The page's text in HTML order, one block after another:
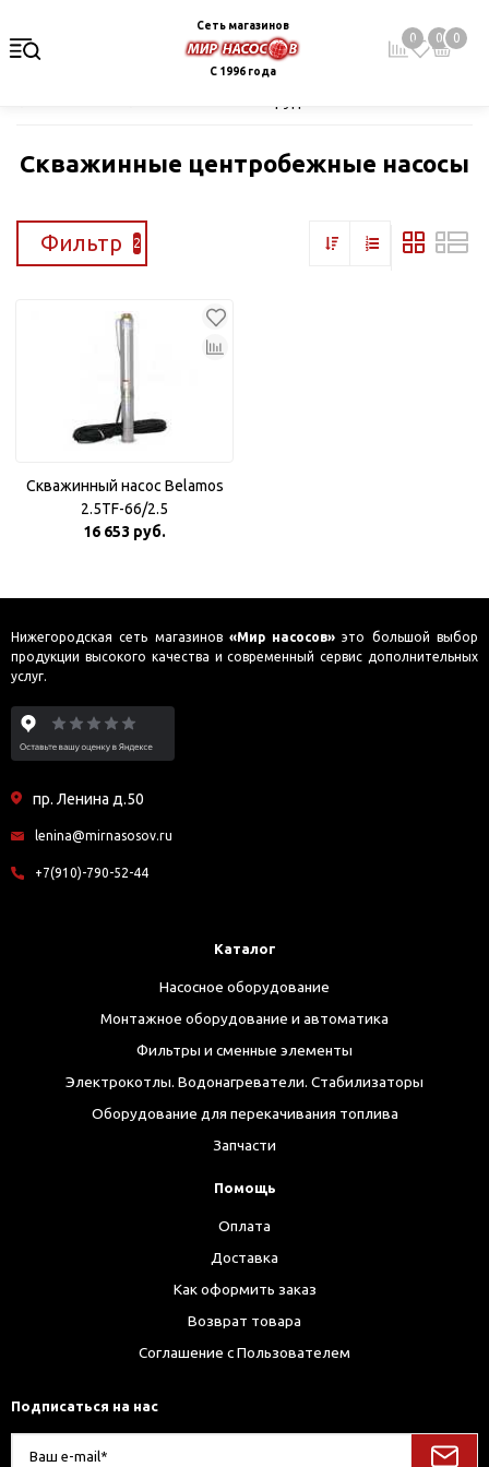
Сеть магазинов
С 1996 года
0 0 0
Скважинные центробежные насосы
Фильтр 2
Скважинный насос Belamos
2.5TF-66/2.5
16 653 руб.
Нижегородская сеть магазинов «Мир насосов» это большой выбор
продукции высокого качества и современный сервис дополнительных
услуг.
пр. Ленина д.50
lenina@mirnasosov.ru
+7(910)-790-52-44
Каталог
Насосное оборудование
Монтажное оборудование и автоматика
Фильтры и сменные элементы
Электрокотлы. Водонагреватели. Стабилизаторы
Оборудование для перекачивания топлива
Запчасти
Помощь
Оплата
Доставка
Как оформить заказ
Возврат товара
Соглашение с Пользователем
Подписаться на нас